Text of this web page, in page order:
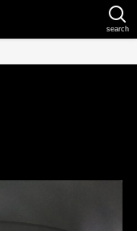
search